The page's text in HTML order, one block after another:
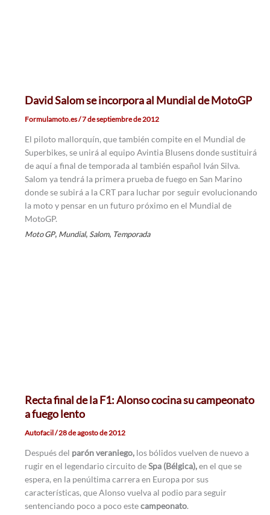
David Salom se incorpora al Mundial de MotoGP
Formulamoto.es/7 de septiembre de 2012
El piloto mallorquín, que también compite en el Mundial de
Superbikes, se unirá al equipo Avintia Blusens donde sustituirá
de aquí a final de temporada al también español Iván Silva.
Salom ya tendrá la primera prueba de fuego en San Marino
donde se subirá a la CRT para luchar por seguir evolucionando
la moto y pensar en un futuro próximo en el Mundial de
MotoGP.
Moto GP, Mundial, Salom, Temporada
Recta final de la F1: Alonso cocina su campeonato
a fuego lento
Autofacil/28 de agosto de 2012
Después del parón veraniego,los bólidos vuelven de nuevo a
rugir en el legendario circuito deSpa (Bélgica),en el que se
espera, en la penúltima carrera en Europa por sus
características, que Alonso vuelva al podio para seguir
sentenciando poco a poco estecampeonato.